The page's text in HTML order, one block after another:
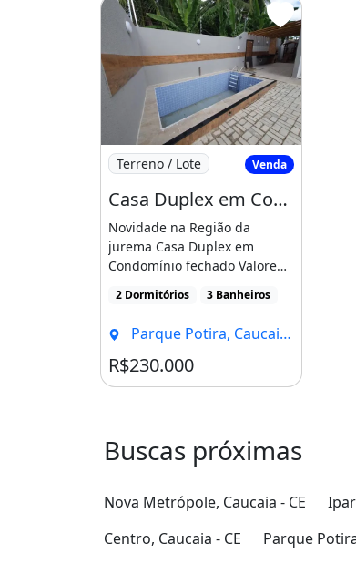
Imagem: Casa Duplex em
Terreno / Lote Venda
Casa Duplex em Condominio em Condominio Fechado na Grande Jurema!!!!. Compareça
Novidade na Região da
jurema Casa Duplex em
Condomínio fechado Valore
Registro [...]
2 Dormitórios 3 Banheiros
Parque Potira, Caucaia - CE
R$230.000
Buscas próximas
Nova Metrópole, Caucaia - CE
Centro, Caucaia - CE
Parque